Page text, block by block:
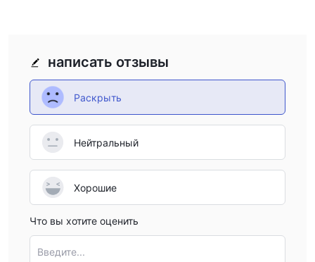
написать отзывы
Раскрыть
Нейтральный
Хорошие
Что вы хотите оценить
Введите...